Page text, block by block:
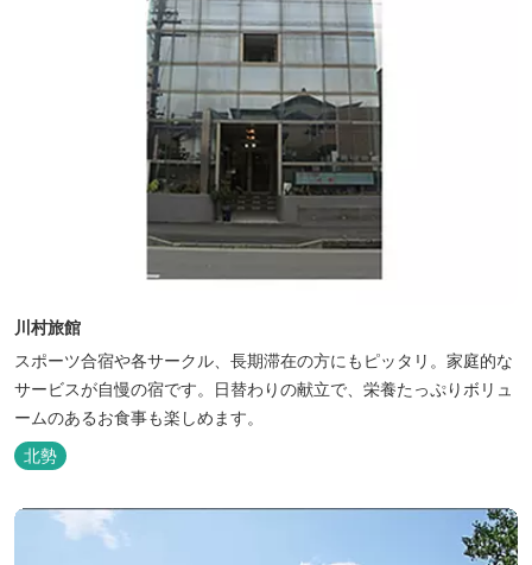
川村旅館
スポーツ合宿や各サークル、長期滞在の方にもピッタリ。家庭的な
サービスが自慢の宿です。日替わりの献立で、栄養たっぷりボリュ
ームのあるお食事も楽しめます。
北勢